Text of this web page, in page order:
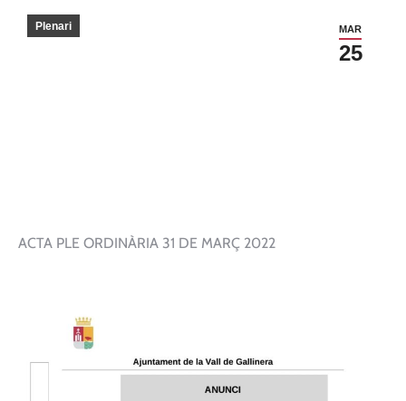
MAR
25
Plenari
ACTA PLE ORDINÀRIA 31 DE MARÇ 2022